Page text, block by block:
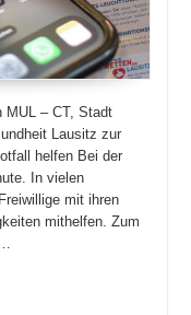
MUL – CT, Stadt
Lausitz zur
helfen Bei der
In vielen
mit ihren
mithelfen. Zum